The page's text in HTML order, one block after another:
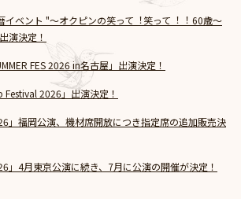
イベント "～オクピンの笑って︕笑って︕︕ 60歳～
演決定！
FES 2026 in名古屋」出演決定！
2026」出演決定！
」福岡公演、機材席開放につき指定席の追加販売決
」4月東京公演に続き、7月に公演の開催が決定！